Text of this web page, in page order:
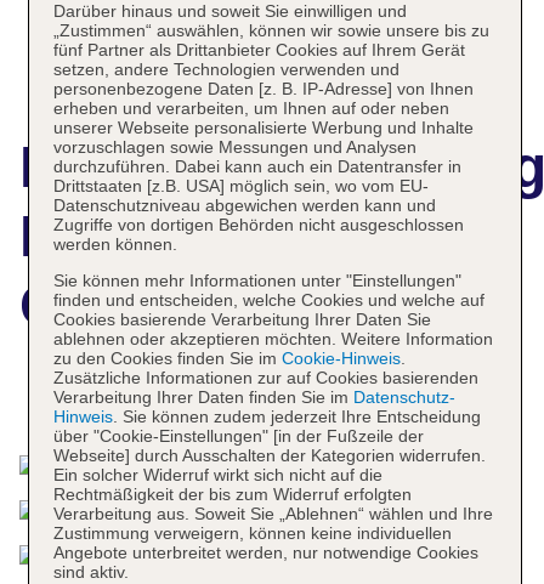
Novotel Basel
City
Das bietet Ihre Unterkunft
Darüber hinaus und soweit Sie einwilligen und
„Zustimmen“ auswählen, können wir sowie unsere bis zu
fünf Partner als Drittanbieter Cookies auf Ihrem Gerät
setzen, andere Technologien verwenden und
personenbezogene Daten [z. B. IP-Adresse] von Ihnen
erheben und verarbeiten, um Ihnen auf oder neben
unserer Webseite personalisierte Werbung und Inhalte
vorzuschlagen sowie Messungen und Analysen
durchzuführen. Dabei kann auch ein Datentransfer in
Drittstaaten [z.B. USA] möglich sein, wo vom EU-
Datenschutzniveau abgewichen werden kann und
Zugriffe von dortigen Behörden nicht ausgeschlossen
werden können.
Sie können mehr Informationen unter "Einstellungen"
finden und entscheiden, welche Cookies und welche auf
Cookies basierende Verarbeitung Ihrer Daten Sie
ablehnen oder akzeptieren möchten. Weitere Information
zu den Cookies finden Sie im Cookie-Hinweis.
Zusätzliche Informationen zur auf Cookies basierenden
Verarbeitung Ihrer Daten finden Sie im Datenschutz-
Hinweis. Sie können zudem jederzeit Ihre Entscheidung
über "Cookie-Einstellungen" [in der Fußzeile der
Webseite] durch Ausschalten der Kategorien widerrufen.
Ein solcher Widerruf wirkt sich nicht auf die
Rechtmäßigkeit der bis zum Widerruf erfolgten
Verarbeitung aus. Soweit Sie „Ablehnen“ wählen und Ihre
Zustimmung verweigern, können keine individuellen
Angebote unterbreitet werden, nur notwendige Cookies
sind aktiv.